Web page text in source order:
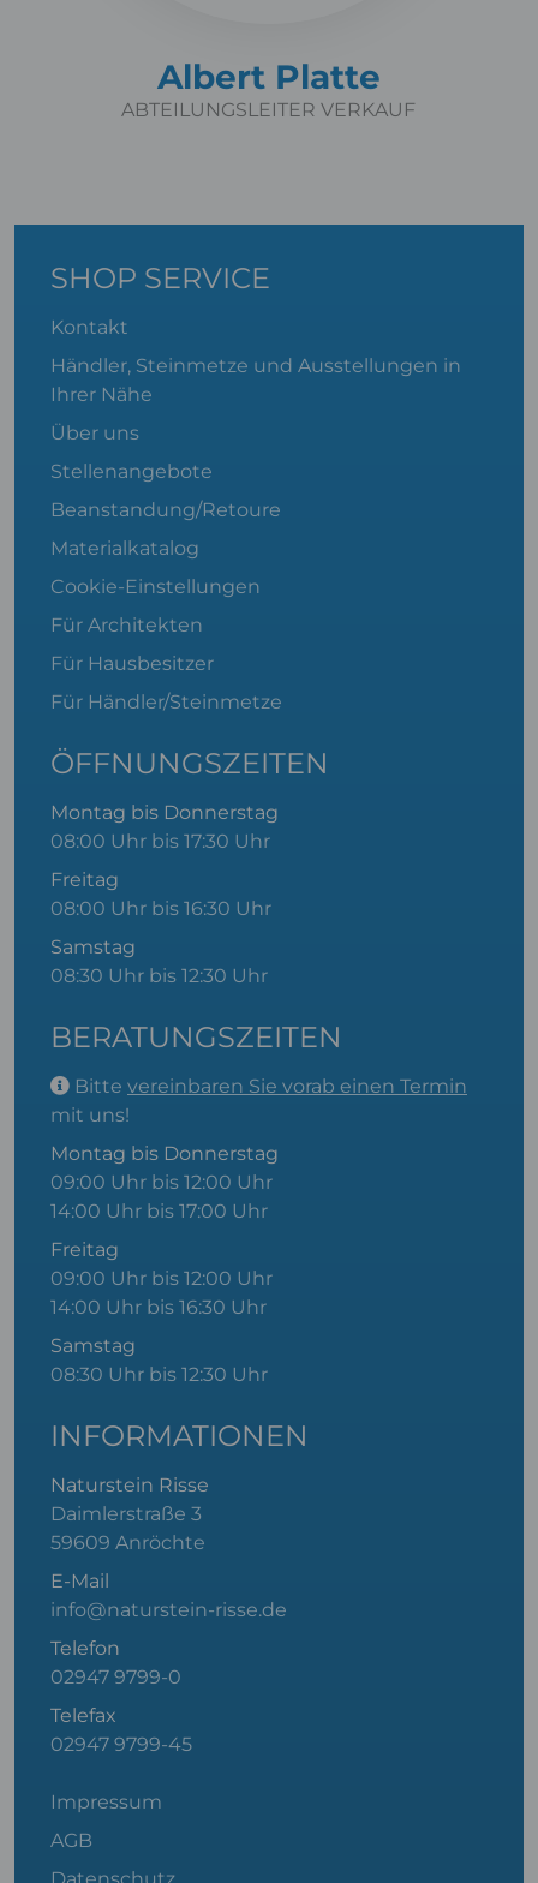
Albert Platte
ABTEILUNGSLEITER VERKAUF
SHOP SERVICE
Kontakt
Händler, Steinmetze und Ausstellungen in
Ihrer Nähe
Über uns
Stellenangebote
Beanstandung/Retoure
Materialkatalog
Cookie-Einstellungen
Für Architekten
Für Hausbesitzer
Für Händler/Steinmetze
ÖFFNUNGSZEITEN
Montag bis Donnerstag
08:00 Uhr bis 17:30 Uhr
Freitag
08:00 Uhr bis 16:30 Uhr
Samstag
08:30 Uhr bis 12:30 Uhr
BERATUNGSZEITEN
Bitte vereinbaren Sie vorab einen Termin
mit uns!
Montag bis Donnerstag
09:00 Uhr bis 12:00 Uhr
14:00 Uhr bis 17:00 Uhr
Freitag
09:00 Uhr bis 12:00 Uhr
14:00 Uhr bis 16:30 Uhr
Samstag
08:30 Uhr bis 12:30 Uhr
INFORMATIONEN
Naturstein Risse
Daimlerstraße 3
59609 Anröchte
E-Mail
info@naturstein-risse.de
Telefon
02947 9799-0
Telefax
02947 9799-45
Impressum
AGB